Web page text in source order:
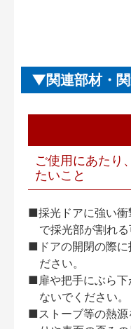
関連部材・
ご使用にあたり
たいこと
■採光ドアに強い衝
で採光部が割れる
■ドアの開閉の際に
ださい。
■扉や把手にぶら下
ないでください。
■ストーブ等の熱源